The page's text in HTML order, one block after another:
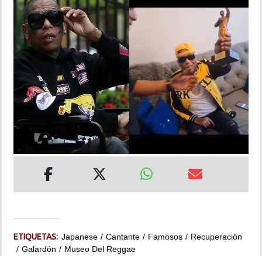
DEPORTES
MUNDO
INSÓLITAS
MULTIMEDIA
ETIQUETAS: Japanese Cantante Famosos
Recuperación
Galardón
Museo Del Reggae